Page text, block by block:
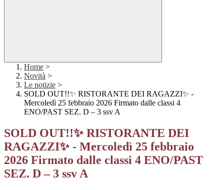
Home >
Novità >
Le notizie >
SOLD OUT!!✨ RISTORANTE DEI RAGAZZI✨ -
Mercoledì 25 febbraio 2026 Firmato dalle classi 4
ENO/PAST SEZ. D – 3 ssv A
SOLD OUT!!✨ RISTORANTE DEI
RAGAZZI✨ - Mercoledì 25 febbraio
2026 Firmato dalle classi 4 ENO/PAST
SEZ. D – 3 ssv A